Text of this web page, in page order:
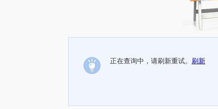
正在查询中，请刷新重试。 刷新